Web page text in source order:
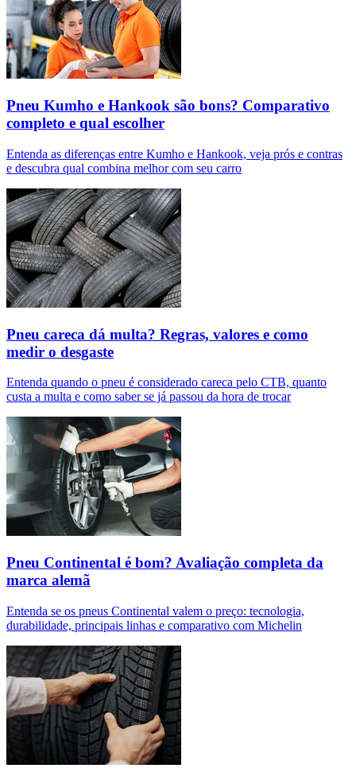
Pneu Kumho e Hankook são bons? Comparativo
completo e qual escolher
Entenda as diferenças entre Kumho e Hankook, veja prós e contras
e descubra qual combina melhor com seu carro
Pneu careca dá multa? Regras, valores e como
medir o desgaste
Entenda quando o pneu é considerado careca pelo CTB, quanto
custa a multa e como saber se já passou da hora de trocar
Pneu Continental é bom? Avaliação completa da
marca alemã
Entenda se os pneus Continental valem o preço: tecnologia,
durabilidade, principais linhas e comparativo com Michelin